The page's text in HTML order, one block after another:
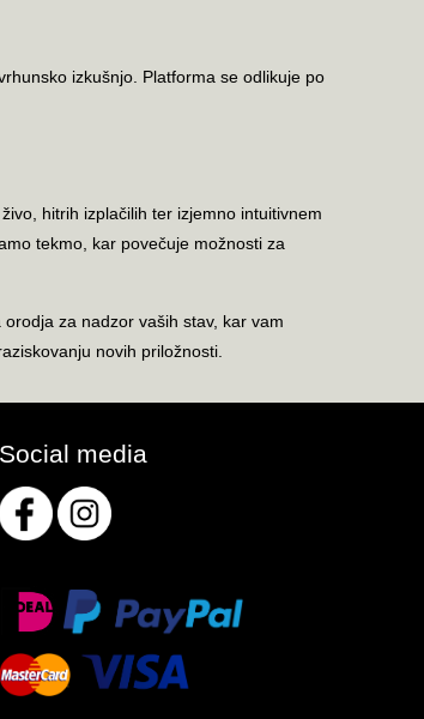
izkušnjo. Platforma se odlikuje po
hitrih izplačilih ter izjemno intuitivnem
tekmo, kar povečuje možnosti za
za nadzor vaših stav, kar vam
novih priložnosti.
Social media